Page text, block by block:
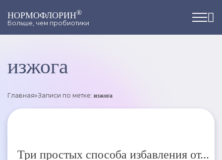
НОРМОФЛОРИН®
Больше, чем пробиотики
изжога
Главная»Записи по метке: изжога
Три простых способа избавления от...